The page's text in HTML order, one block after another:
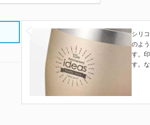
シリ
のよ
す。
す。